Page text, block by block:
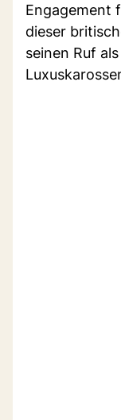
Engagement
dieser
seinen Ruf